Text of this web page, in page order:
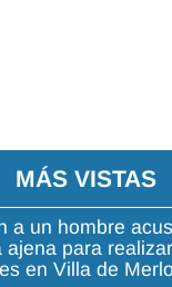
MÁS VISTAS
a un hombre
ajena para
en Villa de Merlo